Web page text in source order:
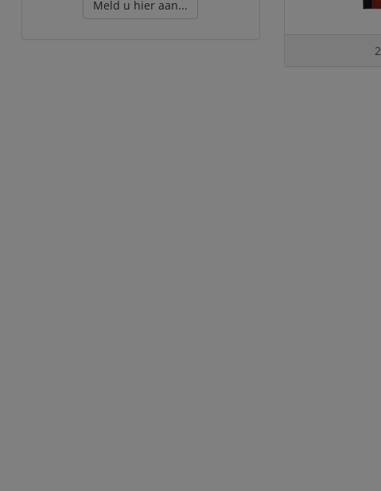
Meld u hier aan...